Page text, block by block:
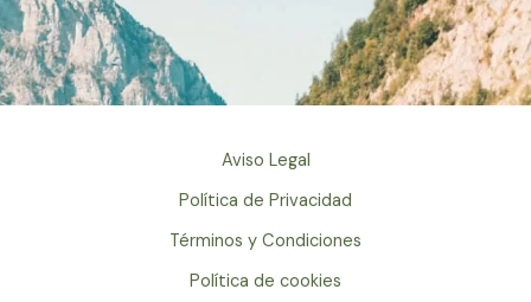
Aviso Legal
Política de Privacidad
Términos y Condiciones
Política de cookies